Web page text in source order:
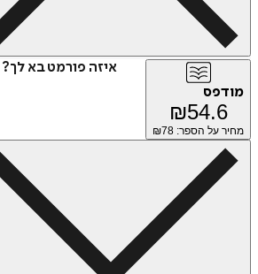
איזה פורמט בא לך?
מודפס
₪54.6
מחיר על הספר: ₪ 78